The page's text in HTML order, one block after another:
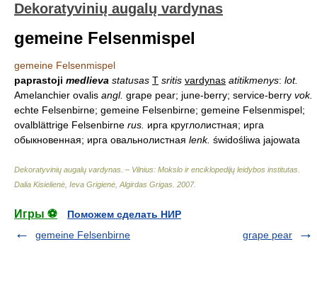
Dekoratyvinių augalų vardynas
gemeine Felsenmispel
gemeine Felsenmispel
paprastoji medlieva statusas T sritis vardynas atitikmenys: lot.
Amelanchier ovalis angl. grape pear; june-berry; service-berry vok.
echte Felsenbirne; gemeine Felsenbirne; gemeine Felsenmispel;
ovalblättrige Felsenbirne rus. ирга круглолистная; ирга
обыкновенная; ирга овальнолистная lenk. świdośliwa jajowata
Dekoratyvinių augalų vardynas. – Vilnius: Mokslo ir enciklopedijų leidybos institutas
Dalia Kisielienė, Ieva Grigienė, Algirdas Grigas 2007.
Игры ⚽
Поможем сделать НИР
gemeine Felsenbirne
grape pear